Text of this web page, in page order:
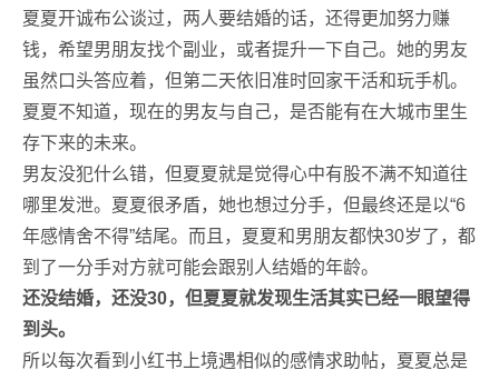
夏夏开诚布公谈过，两人要结婚的话，还得更加努力赚
钱，希望男朋友找个副业，或者提升一下自己。她的男友
虽然口头答应着，但第二天依旧准时回家干活和玩手机。
夏夏不知道，现在的男友与自己，是否能有在大城市里生
存下来的未来。
男友没犯什么错，但夏夏就是觉得心中有股不满不知道往
哪里发泄。夏夏很矛盾，她也想过分手，但最终还是以“6
年感情舍不得”结尾。而且，夏夏和男朋友都快30岁了，都
到了一分手对方就可能会跟别人结婚的年龄。
还没结婚，还没30，但夏夏就发现生活其实已经一眼望得
到头。
所以每次看到小红书上境遇相似的感情求助帖，夏夏总是